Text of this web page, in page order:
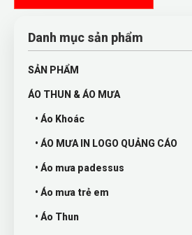
Danh mục sản phẩm
SẢN PHẨM
ÁO THUN & ÁO MƯA
• Áo Khoác
• ÁO MƯA IN LOGO QUẢNG CÁO
• Áo mưa padessus
• Áo mưa trẻ em
• Áo Thun